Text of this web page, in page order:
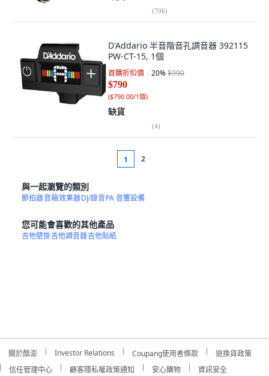
(706)
D'Addario 半音階音孔調音器 392115
PW-CT-15, 1個
首購折扣價 20%$990
$790
($790.00/1個)
缺貨
(4)
1 2
與一起瀏覽的類別
節拍器音箱效果器DJ/錄音PA 音響設備
您可能會喜歡的其他產品
吉他壁掛吉他調音器吉他貼紙
關於酷澎 Investor Relations Coupang使用者條款
退換貨政策
信任管理中心
顧客隱私權政策通知 安心購物 資訊安全